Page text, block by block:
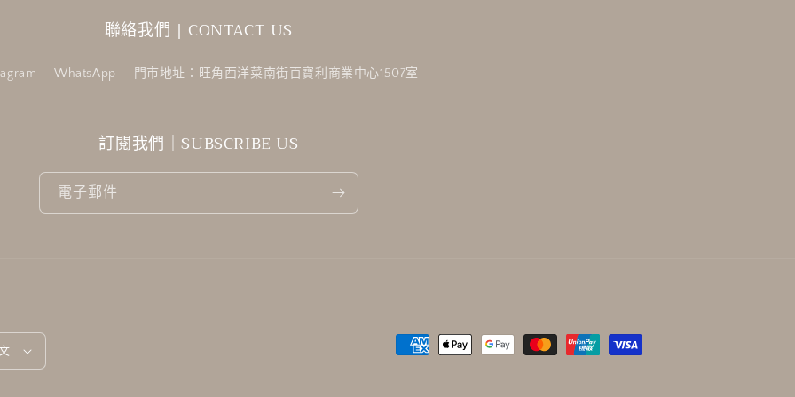
聯絡我們 | CONTACT US
WhatsApp 門市地址：旺角西洋菜南街百寶利商業中心1507室
訂閱我們｜SUBSCRIBE US
電子郵件